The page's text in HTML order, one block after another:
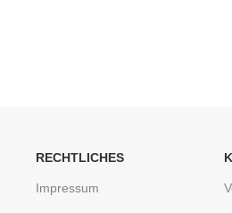
RECHTLICHES
Impressum